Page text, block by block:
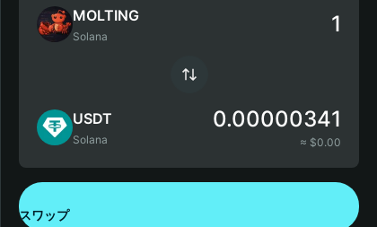
MOLTING
Solana
USDT
Solana
0.00000341
≈ $0.00
スワップ